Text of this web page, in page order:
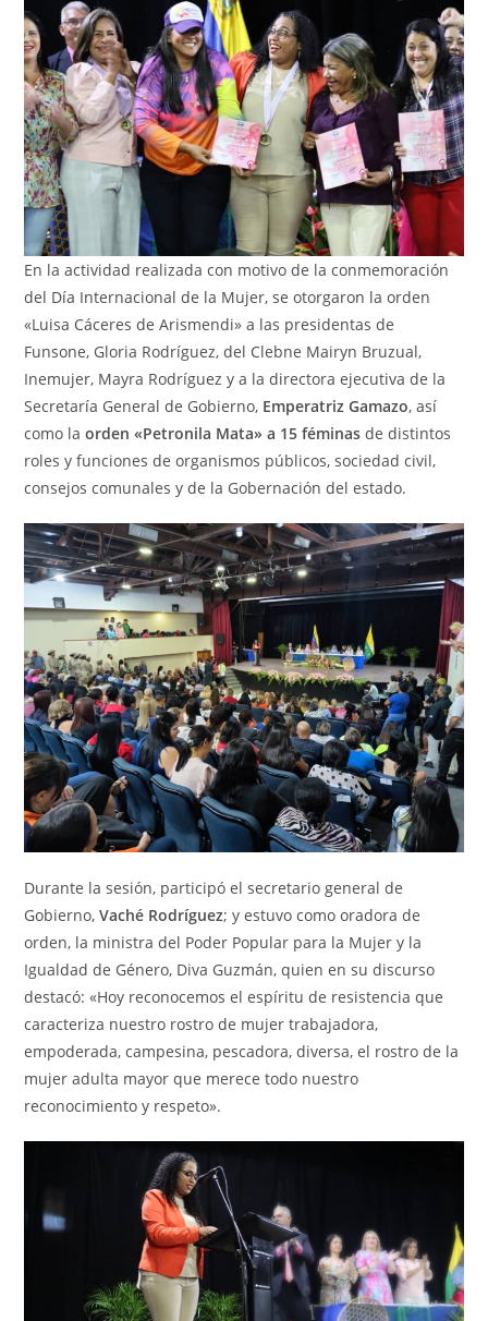
En la actividad realizada con motivo de la conmemoración
del Día Internacional de la Mujer, se otorgaron la orden
«Luisa Cáceres de Arismendi» a las presidentas de
Funsone, Gloria Rodríguez, del Clebne Mairyn Bruzual,
Inemujer, Mayra Rodríguez y a la directora ejecutiva de la
Secretaría General de Gobierno, Emperatriz Gamazo, así
como laorden «Petronila Mata» a 15 féminasde distintos
roles y funciones de organismos públicos, sociedad civil,
consejos comunales y de la Gobernación del estado.
Durante la sesión, participó el secretario general de
Gobierno,Vaché Rodríguez; y estuvo como oradora de
orden, la ministra del Poder Popular para la Mujer y la
Igualdad de Género, Diva Guzmán, quien en su discurso
destacó: «Hoy reconocemos el espíritu de resistencia que
caracteriza nuestro rostro de mujer trabajadora,
empoderada, campesina, pescadora, diversa, el rostro de la
mujer adulta mayor que merece todo nuestro
reconocimiento y respeto».